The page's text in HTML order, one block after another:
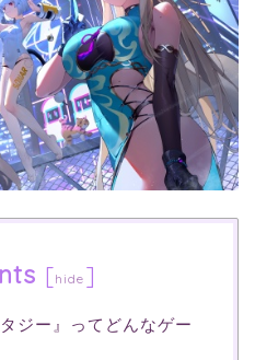
[hide ]
ジー』ってどんなゲー